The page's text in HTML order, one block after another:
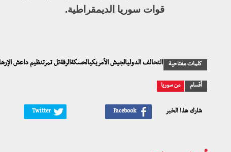
قوات سوريا الديمقراطية.
كلمات مفتاحية التحالف الدوليالجيش الأمريكيالحسكةالرقةتل تمرتنظيم داعش
أقسام من سوريا
شارك هذا الخبر